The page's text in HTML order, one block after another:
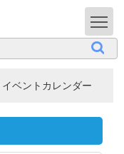
イベントカレンダー